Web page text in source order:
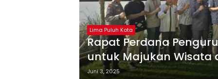
Lima Puluh Kota
Rapat Perdana
untuk Majukan Wisata
Kota!
Juni 3, 2025